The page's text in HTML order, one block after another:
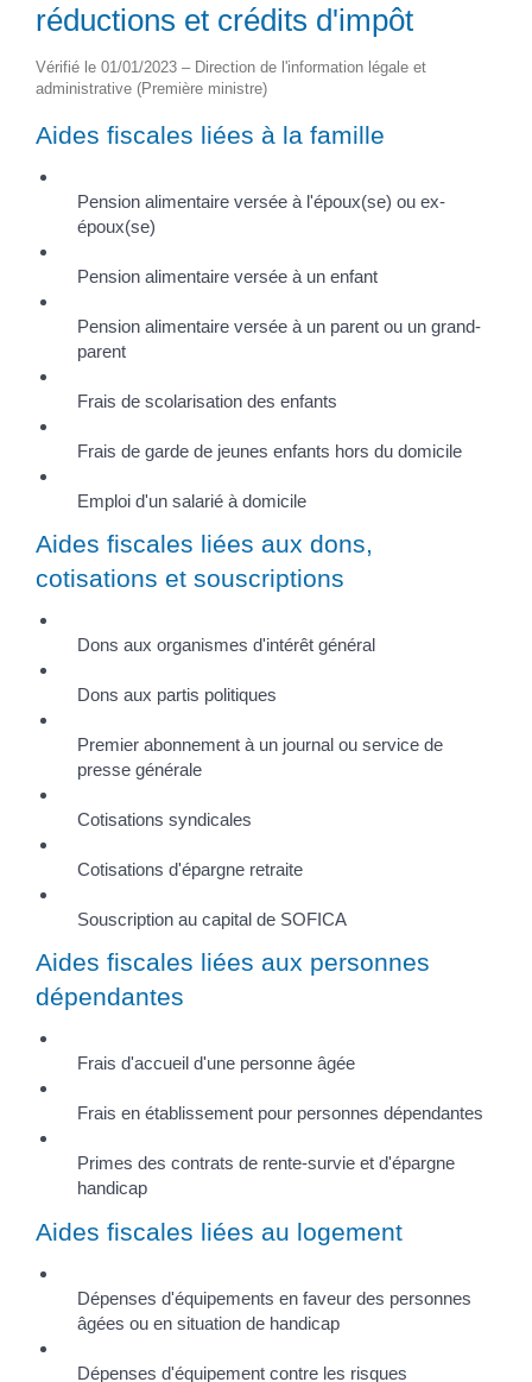
réductions et crédits d'impôt
Vérifié le 01/01/2023 – Direction de l'information légale et
administrative (Première ministre)
Aides fiscales liées à la famille
Pension alimentaire versée à l'époux(se) ou ex-
époux(se)
Pension alimentaire versée à un enfant
Pension alimentaire versée à un parent ou un grand-
parent
Frais de scolarisation des enfants
Frais de garde de jeunes enfants hors du domicile
Emploi d'un salarié à domicile
Aides fiscales liées aux dons,
cotisations et souscriptions
Dons aux organismes d'intérêt général
Dons aux partis politiques
Premier abonnement à un journal ou service de
presse générale
Cotisations syndicales
Cotisations d'épargne retraite
Souscription au capital de SOFICA
Aides fiscales liées aux personnes
dépendantes
Frais d'accueil d'une personne âgée
Frais en établissement pour personnes dépendantes
Primes des contrats de rente-survie et d'épargne
handicap
Aides fiscales liées au logement
Dépenses d'équipements en faveur des personnes
âgées ou en situation de handicap
Dépenses d'équipement contre les risques